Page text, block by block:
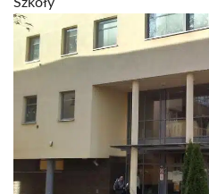
Szkoły